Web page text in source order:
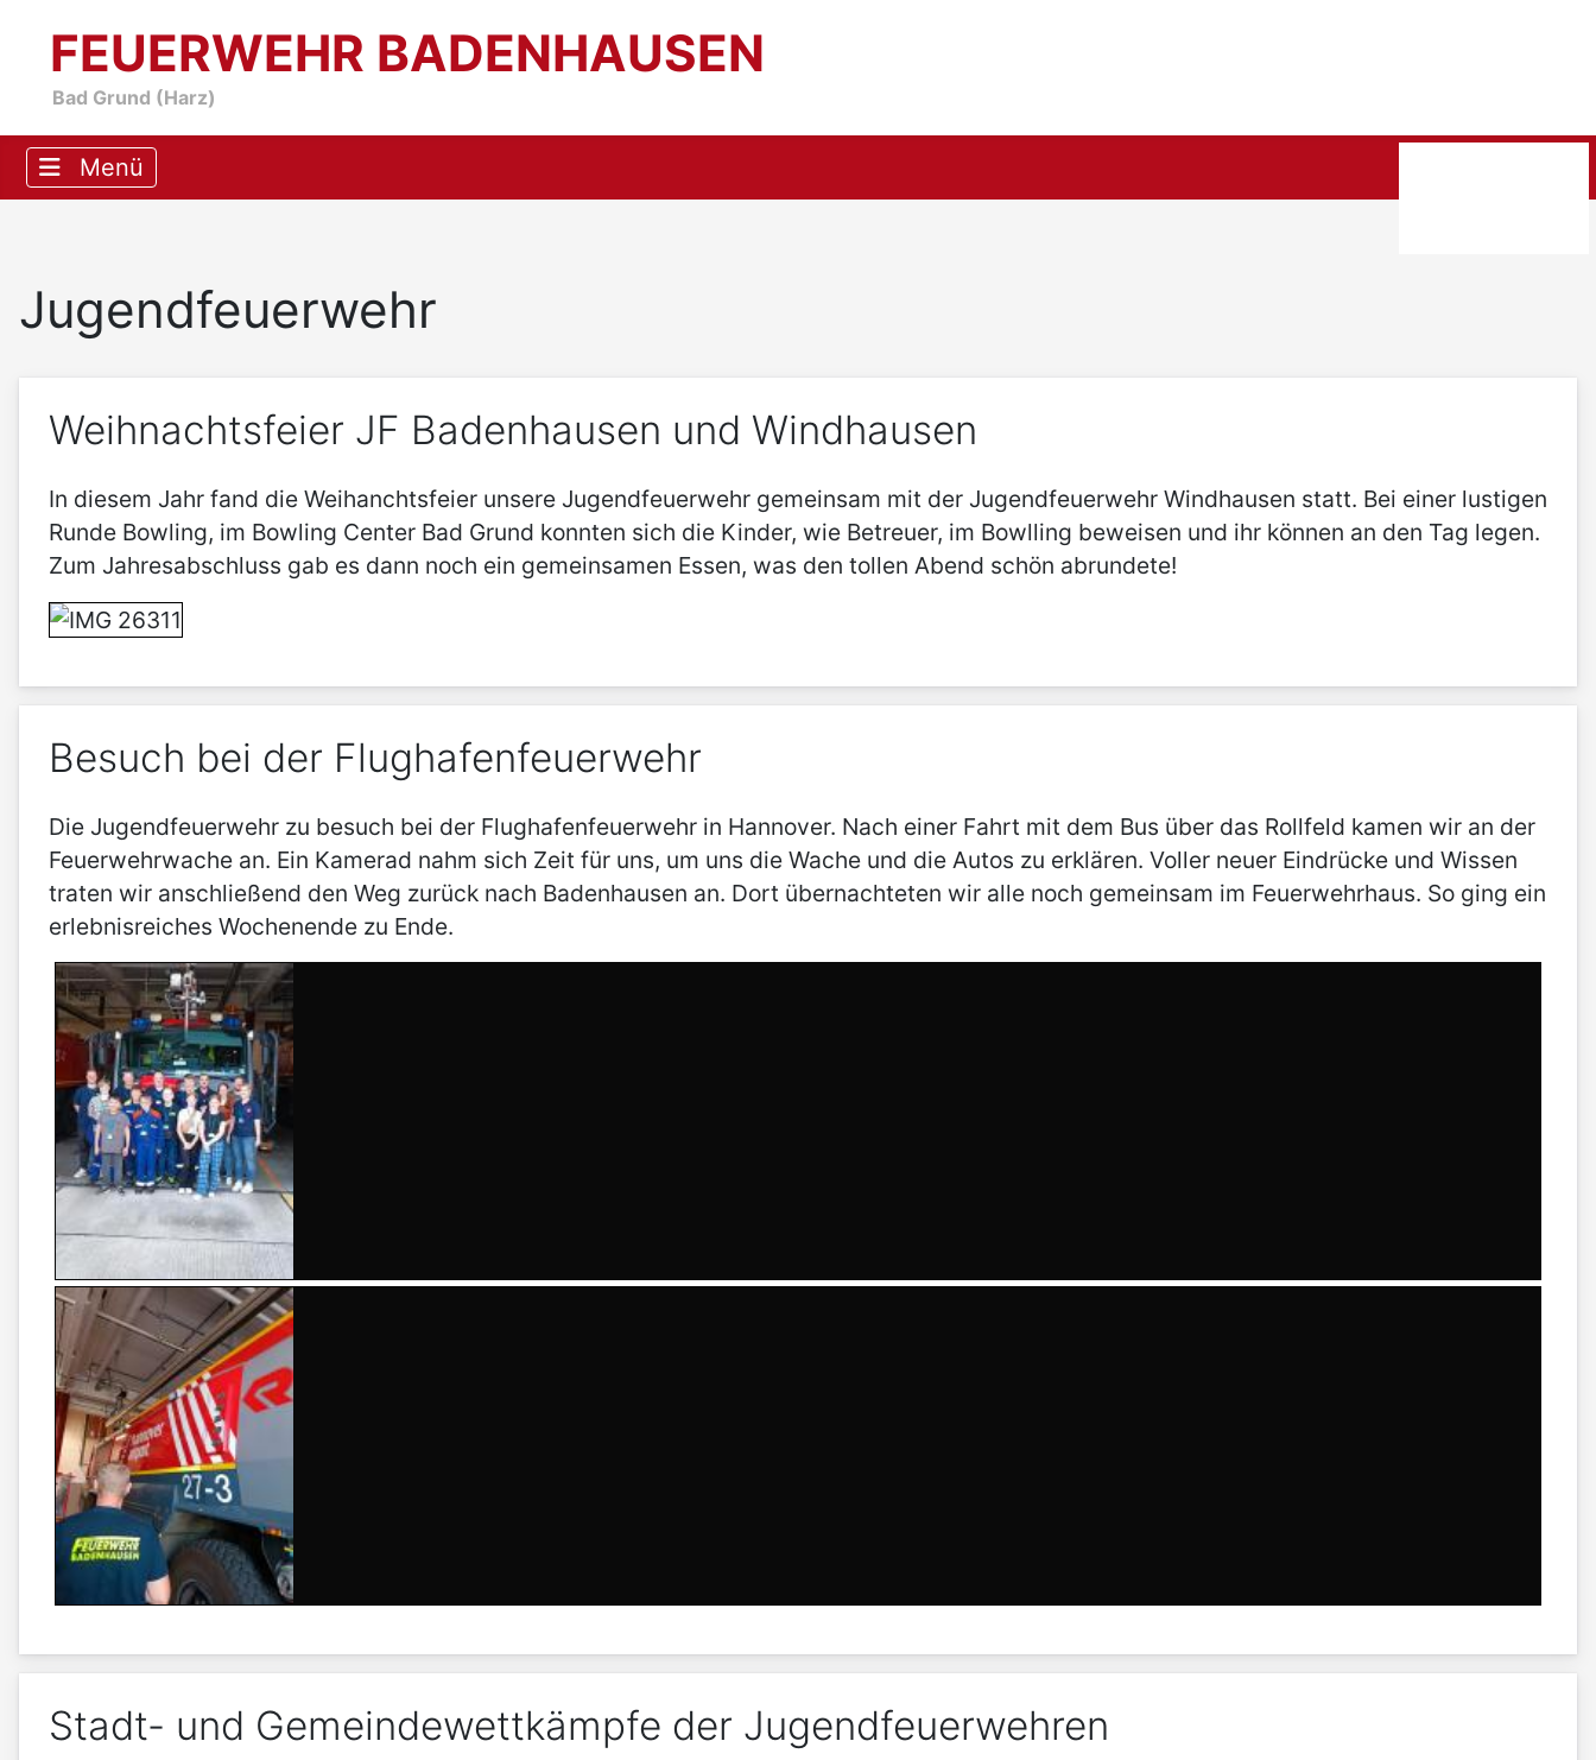
FEUERWEHR BADENHAUSEN
Bad Grund (Harz)
Jugendfeuerwehr
Weihnachtsfeier JF Badenhausen und Windhausen
In diesem Jahr fand die Weihanchtsfeier unsere Jugendfeuerwehr gemeinsam mit der Jugendfeuerwehr Windhausen statt. Bei einer lustigen
Runde Bowling, im Bowling Center Bad Grund konnten sich die Kinder, wie Betreuer, im Bowlling beweisen und ihr können an den Tag legen.
Zum Jahresabschluss gab es dann noch ein gemeinsamen Essen, was den tollen Abend schön abrundete!
Besuch bei der Flughafenfeuerwehr
Die Jugendfeuerwehr zu besuch bei der Flughafenfeuerwehr in Hannover. Nach einer Fahrt mit dem Bus über das Rollfeld kamen wir an der
Feuerwehrwache an. Ein Kamerad nahm sich Zeit für uns, um uns die Wache und die Autos zu erklären. Voller neuer Eindrücke und Wissen
traten wir anschließend den Weg zurück nach Badenhausen an. Dort übernachteten wir alle noch gemeinsam im Feuerwehrhaus. So ging ein
erlebnisreiches Wochenende zu Ende.
Stadt- und Gemeindewettkämpfe der Jugendfeuerwehren